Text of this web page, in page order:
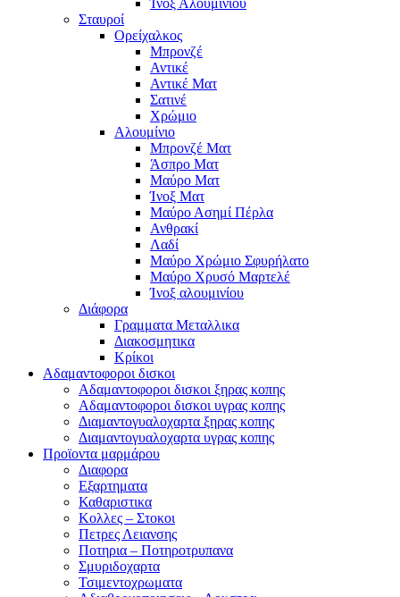
Ίνοξ Αλουμινίου
Σταυροί
Ορείχαλκος
Μπρονζέ
Αντικέ
Αντικέ Ματ
Σατινέ
Χρώμιο
Αλουμίνιο
Μπρονζέ Ματ
Άσπρο Ματ
Μαύρο Ματ
Ίνοξ Ματ
Μαύρο Ασημί Πέρλα
Ανθρακί
Λαδί
Μαύρο Χρώμιο Σφυρήλατο
Μαύρο Χρυσό Μαρτελέ
Ίνοξ αλουμινίου
Διάφορα
Γραμματα Μεταλλικα
Διακοσμητικα
Κρίκοι
Αδαμαντοφοροι δισκοι
Αδαμαντοφοροι δισκοι ξηρας κοπης
Αδαμαντοφοροι δισκοι υγρας κοπης
Διαμαντογυαλοχαρτα ξηρας κοπης
Διαμαντογυαλοχαρτα υγρας κοπης
Προϊοντα μαρμάρου
Διαφορα
Εξαρτηματα
Καθαριστικα
Κολλες – Στοκοι
Πετρες Λειανσης
Ποτηρια – Ποτηροτρυπανα
Σμυριδοχαρτα
Τσιμεντοχρωματα